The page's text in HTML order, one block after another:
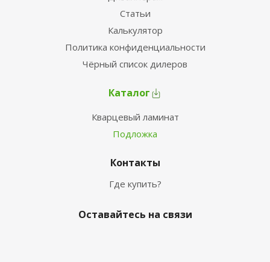
Статьи
Калькулятор
Политика конфиденциальности
Чёрный список дилеров
Каталог
Кварцевый ламинат
Подложка
Контакты
Где купить?
Оставайтесь на связи